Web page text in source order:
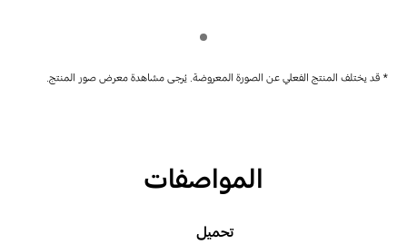
* قد يختلف المنتج الفعلي عن الصورة المعروضة. يُرجى مشاهدة معرض صور المنتج.
المواصفات
تحميل